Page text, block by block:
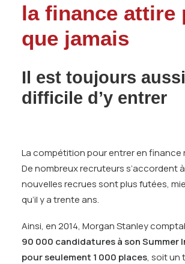
la finance attire
que jamais
Il est toujours aussi
difficile d’y entrer
La compétition pour entrer en finance
De nombreux recruteurs s’accordent
nouvelles recrues sont plus futées,
qu’il y a trente ans.
Ainsi, en 2014, Morgan Stanley
90 000 candidatures à son Summer
pour seulement 1 000 places, soit un